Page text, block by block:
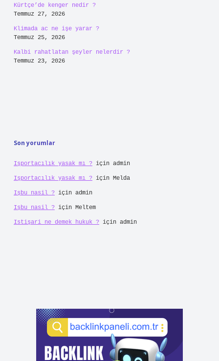
Kürtçe’de kenger nedir ?
Temmuz 27, 2026
Klimada ac ne işe yarar ?
Temmuz 25, 2026
Kalbi rahatlatan şeyler nelerdir ?
Temmuz 23, 2026
Son yorumlar
Işportacılık yasak mı ? için admin
Işportacılık yasak mı ? için Melda
Işbu nasil ? için admin
Işbu nasil ? için Meltem
Istişari ne demek hukuk ? için admin